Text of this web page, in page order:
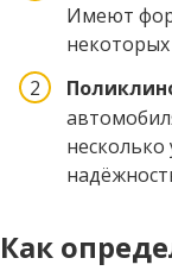
Имеют
некоторых
Как